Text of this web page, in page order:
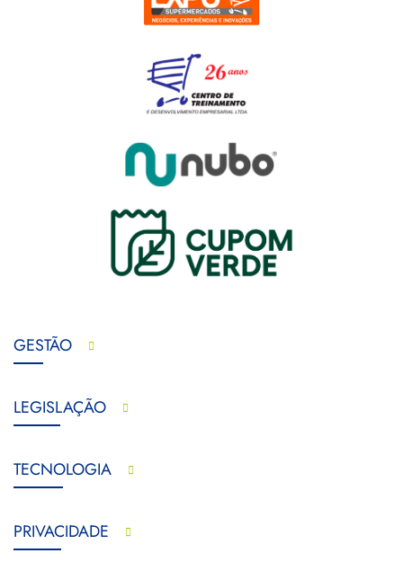
GESTÃO
LEGISLAÇÃO
TECNOLOGIA
PRIVACIDADE